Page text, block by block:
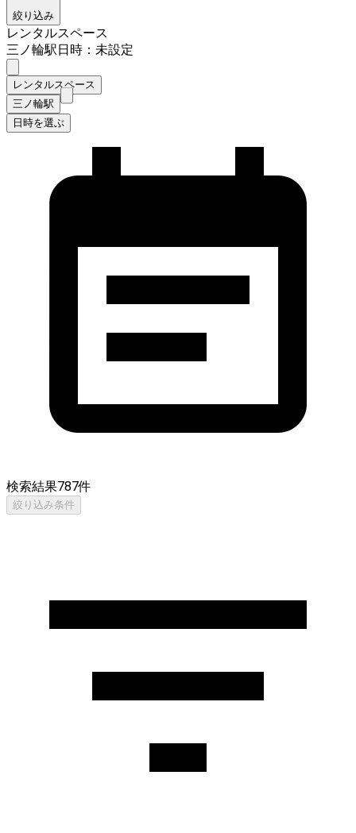
絞り込み
レンタルスペース
三ノ輪駅日時：未設定
レンタルスペース
三ノ輪駅
日時を選ぶ
検索結果787件
絞り込み条件